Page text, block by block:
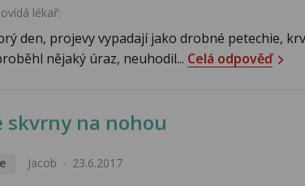
lékař:
den, projevy vypadají jako drobné petechie,
nějaký úraz, neuhodil... Celá odpověď
skvrny na nohou
Jacob 23.6.2017